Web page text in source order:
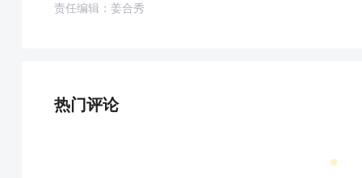
责任编辑：姜合秀
热门评论